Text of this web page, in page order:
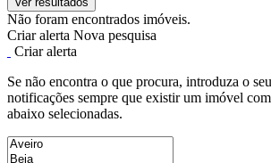
Não foram encontrados imóveis.
Criar alerta Nova pesquisa
Criar alerta
Se não encontra o que procura, introduza o
notificações sempre que existir um imóvel
abaixo selecionadas.